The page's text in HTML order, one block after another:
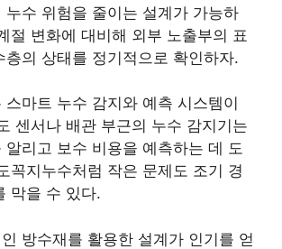
누수 위험을 줄이는 설계가 가능하
절 변화에 대비해 외부 노출부의 표
층의 상태를 정기적으로 확인하자.
스마트 누수 감지와 예측 시스템이
센서나 배관 부근의 누수 감지기는
알리고 보수 비용을 예측하는 데 도
꼭지누수처럼 작은 문제도 조기 경
막을 수 있다.
방수재를 활용한 설계가 인기를 얻